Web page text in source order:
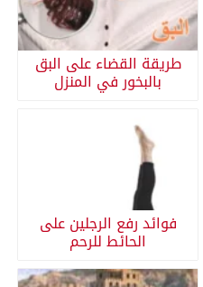
طريقة القضاء على البق
بالبخور في المنزل
فوائد رفع الرجلين على
الحائط للرحم